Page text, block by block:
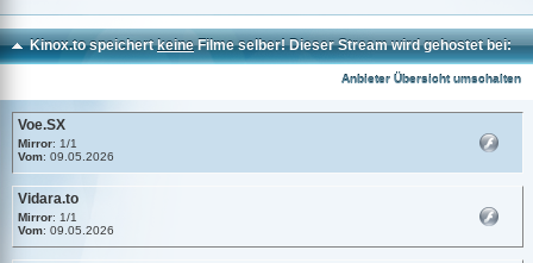
Kinox.to speichertkeineFilme selber! Dieser Stream wird gehostet bei:
Anbieter Übersicht umschalten
Voe.SX
Mirror: 1/1
Vom: 09.05.2026
Vidara.to
Mirror: 1/1
Vom: 09.05.2026